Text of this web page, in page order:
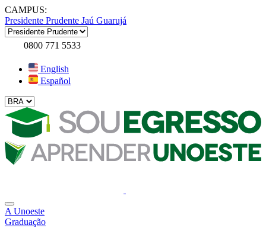
CAMPUS:
Presidente Prudente Jaú Guarujá
0800 771 5533
English
Español
A Unoeste
Graduação